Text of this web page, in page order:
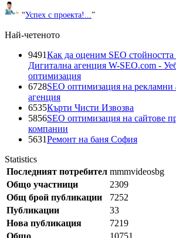
“Успех с проекта!...”
Най-четеното
9491Как да оценим SEO
Дигитална агенция W-SEO.com -
оптимизация
6728SEO оптимизация на
агенция
6535Кърти Чисти Извозва
5856SEO оптимизация на сайтове
компании
5631Ремонт на баня София
Statistics
Последният потребител mmmvideosbg
Общо участници
2309
Общ брой публикации
7252
Публикации
33
Нова публикация
7219
Общо
10751